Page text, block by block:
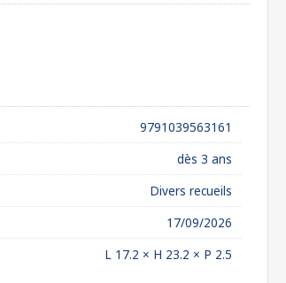
9791039563161
dès 3 ans
Divers recueils
17/09/2026
L 17.2 × H 23.2 × P 2.5